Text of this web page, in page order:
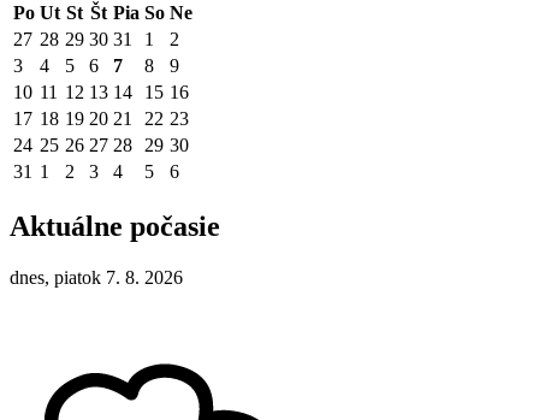
Po Ut St Št Pia So Ne
27 28 29 30 31 1
2
3
4 5 6 7 8
9
10 11 12 13 14 15 16
17 18 19 20 21 22 23
24 25 26 27 28 29 30
31 1 2 3 4 5 6
Aktuálne počasie
dnes, piatok 7. 8. 2026